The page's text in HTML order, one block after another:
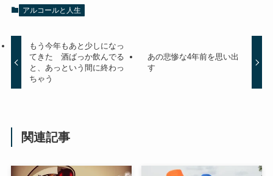
アルコールと人生
もう今年もあと少しになっ
てきた 酒ばっか飲んでる
と、あっという間に終わっ
ちゃう
あの悲惨な4年前を思い出
す
関連記事